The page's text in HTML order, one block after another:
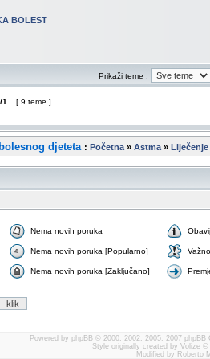
BOLEST
Prikaži teme :
/1 [ 9 teme ]
djeteta : Početna » Astma »
Nema novih poruka
Nema novih poruka [Popularno] Važno
Nema novih poruka [Zaključano]
Powered by phpBB © 2000, 2002, 2005, 2007 phpBB
Style originally created by Volize ©
Modified by Roberto